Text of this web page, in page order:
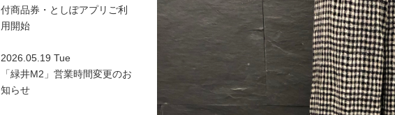
付商品券・としぽアプリご利
用開始
2026.05.19 Tue
「緑井M2」営業時間変更のお
知らせ